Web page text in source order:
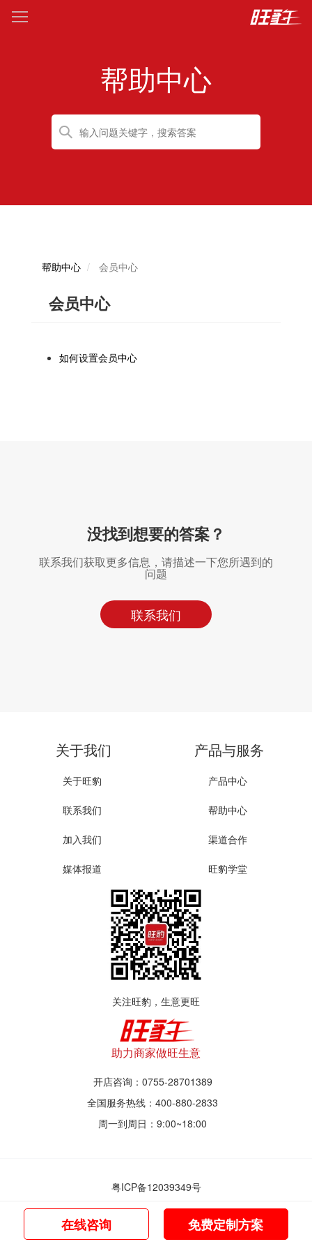
帮助中心
帮助中心 会员中心
会员中心
如何设置会员中心
没找到想要的答案？
联系我们获取更多信息，请描述一下您所遇到的
问题
联系我们
关于我们
关于旺豹
联系我们
加入我们
媒体报道
产品与服务
产品中心
帮助中心
渠道合作
旺豹学堂
关注旺豹，生意更旺
助力商家做旺生意
开店咨询：0755-28701389
全国服务热线：400-880-2833
周一到周日：9:00~18:00
粤ICP备12039349号
© 2017~2021 深圳市旺豹智能商业服务有限公司
在线咨询 免费定制方案